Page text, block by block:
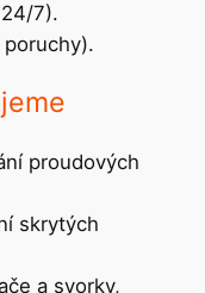
7).
proudových
skrytých
a svorky,